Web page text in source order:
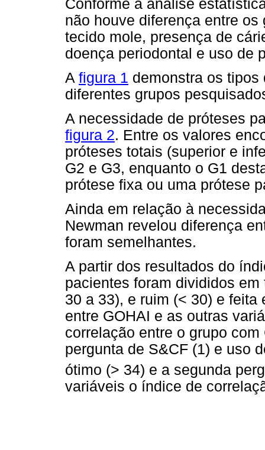
Conforme a análise
não houve diferença entre
tecido mole, presença de
doença periodontal e uso de
A figura 1 demonstra os
diferentes grupos
A necessidade de próteses
figura 2. Entre os valores
próteses totais (superior e
G2 e G3, enquanto o G1
prótese fixa ou uma prótese
Ainda em relação à
Newman revelou diferença
foram semelhantes.
A partir dos resultados do
pacientes foram divididos
30 a 33), e ruim (< 30) e
entre GOHAI e as outras
correlação entre o grupo
pergunta de S&CF (1) e uso
ótimo (> 34) e a segunda
variáveis o índice de